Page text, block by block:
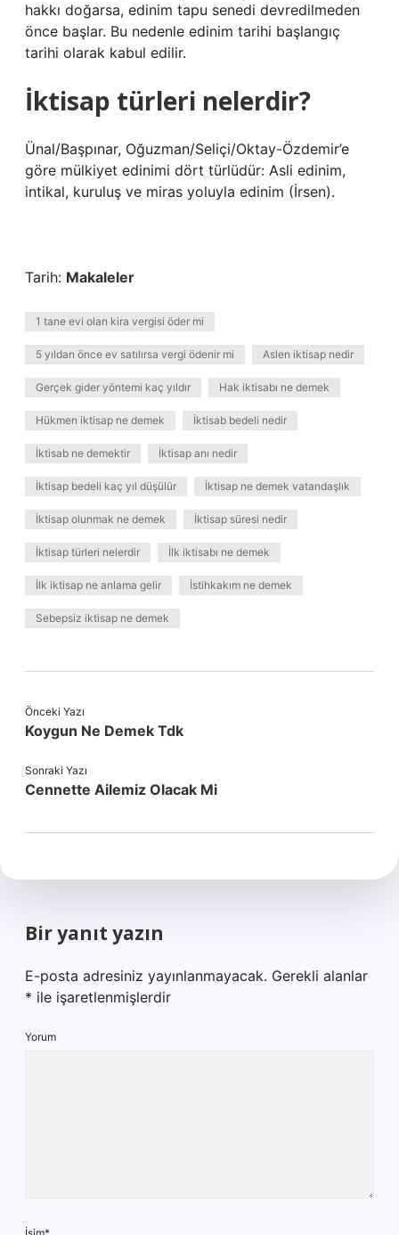
hakkı doğarsa, edinim tapu senedi devredilmeden
önce başlar. Bu nedenle edinim tarihi başlangıç ​​
tarihi olarak kabul edilir.
İktisap türleri nelerdir?
Ünal/Başpınar, Oğuzman/Seliçi/Oktay-Özdemir’e
göre mülkiyet edinimi dört türlüdür: Asli edinim,
intikal, kuruluş ve miras yoluyla edinim (İrsen).
Tarih: Makaleler
1 tane evi olan kira vergisi öder mi
5 yıldan önce ev satılırsa vergi ödenir mi Aslen iktisap nedir
Gerçek gider yöntemi kaç yıldır Hak iktisabı ne demek
Hükmen iktisap ne demek İktisab bedeli nedir
İktisab ne demektir İktisap anı nedir
İktisap bedeli kaç yıl düşülür İktisap ne demek vatandaşlık
İktisap olunmak ne demek İktisap süresi nedir
İktisap türleri nelerdir İlk iktisabı ne demek
İlk iktisap ne anlama gelir İstihkakım ne demek
Sebepsiz iktisap ne demek
Önceki Yazı
Koygun Ne Demek Tdk
Sonraki Yazı
Cennette Ailemiz Olacak Mi
Bir yanıt yazın
E-posta adresiniz yayınlanmayacak. Gerekli alanlar
* ile işaretlenmişlerdir
Yorum